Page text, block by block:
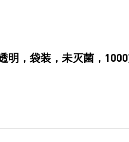
明，袋装，未灭菌，